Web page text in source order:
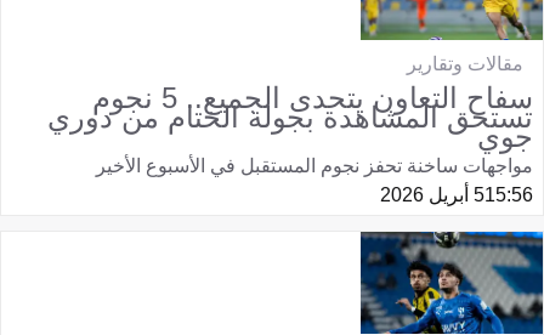
مقالات وتقارير
سفاح التعاون يتحدى الجميع.. 5 نجوم
تستحق المشاهدة بجولة الختام من دوري
جوي
مواجهات ساخنة تحفز نجوم المستقبل في الأسبوع الأخير
15:565 أبريل 2026